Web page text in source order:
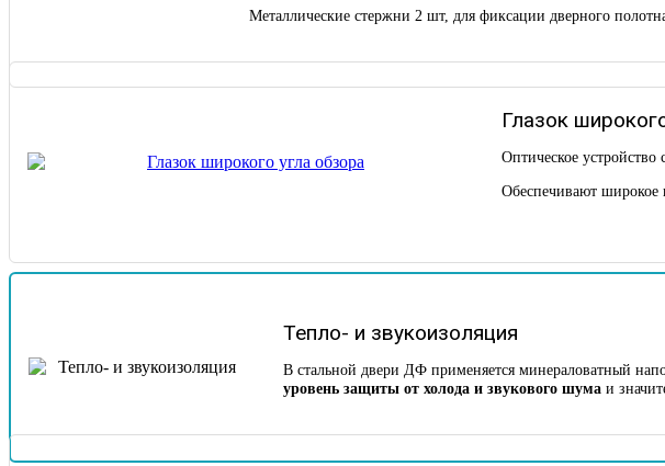
Металлические стержни 2 шт, для фиксации дверного
Глазок
Оптическое устройство
Обеспечивают широкое
Тепло- и звукоизоляция
В стальной двери ДФ применяется минераловатный
уровень защиты от холода и звукового шума и